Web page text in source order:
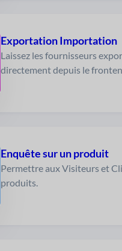
Exportation Importation
Laissez les fournisseurs
directement depuis le
Enquête sur un produit
Permettre aux Visiteurs et
produits.